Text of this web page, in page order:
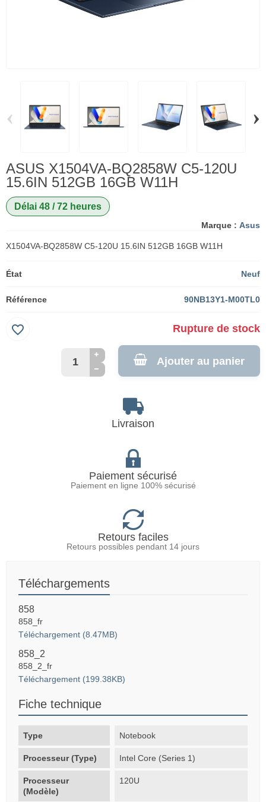
‹ ›
ASUS X1504VA-BQ2858W C5-120U
15.6IN 512GB 16GB W11H
Délai 48 / 72 heures
Marque : Asus
X1504VA-BQ2858W C5-120U 15.6IN 512GB 16GB W11H
État Neuf
Référence 90NB13Y1-M00TL0
Rupture de stock
Ajouter au panier
favorite_border
Livraison
Paiement sécurisé
Paiement en ligne 100% sécurisé
Retours faciles
Retours possibles pendant 14 jours
Téléchargements
858
858_fr
Téléchargement (8.47MB)
858_2
858_2_fr
Téléchargement (199.38KB)
Fiche technique
Type Notebook
Processeur (Type) Intel Core (Series 1)
Processeur
(Modèle)
120U